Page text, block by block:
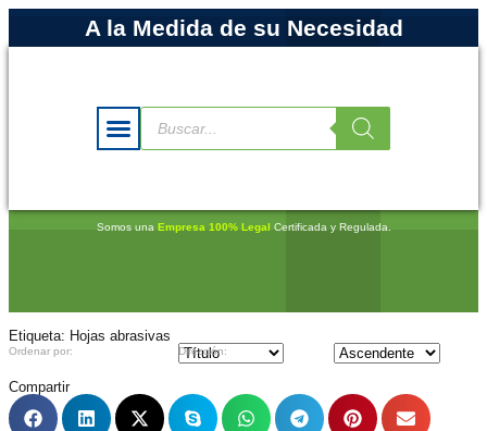
A la Medida de su Necesidad
Somos una Empresa 100% Legal Certificada y Regulada.
Etiqueta: Hojas abrasivas
Ordenar por: Dirección:
Compartir